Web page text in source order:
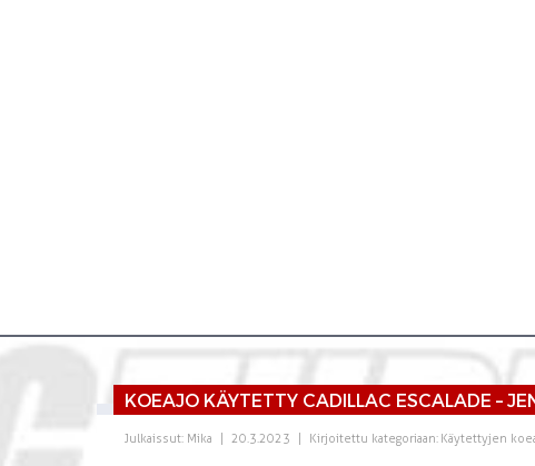
KOEAJO KÄYTETTY CADILLAC ESCALADE –
Julkaissut: Mika 20.3.2023 Kirjoitettu kategoriaan: Käytettyjen